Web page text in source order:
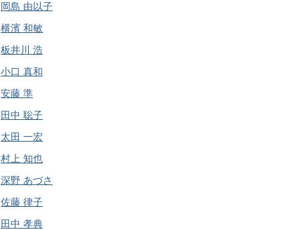
岡島 由以子
横濱 和敏
板井川 浩
小口 真和
安藤 準
田中 聡子
太田 一宏
村上 知也
深野 あづさ
佐藤 律子
田中 孝典